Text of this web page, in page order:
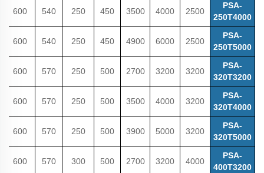
PSA-
250T4000
2500
4000
3500
450
250
540
600
PSA-
250T5000
2500
6000
4900
450
250
540
600
PSA-
320T3200
3200
3200
2700
500
250
570
600
PSA-
320T4000
3200
4000
3500
500
250
570
600
PSA-
320T5000
3200
5000
3900
500
250
570
600
PSA-
400T3200
4000
3200
2700
500
300
570
600